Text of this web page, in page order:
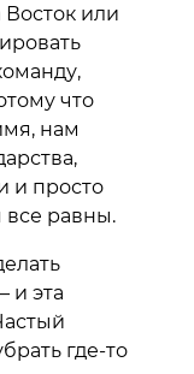
или
что
нам
и просто
равны.
и эта
где-то